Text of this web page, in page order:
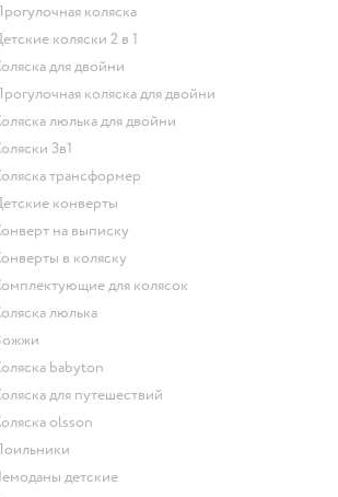
Прогулочная коляска
Детские коляски 2 в 1
Коляска для двойни
Прогулочная коляска для двойни
Коляска люлька для двойни
Коляски 3в1
Коляска трансформер
Детские конверты
Конверт на выписку
Конверты в коляску
Комплектующие для колясок
Коляска люлька
Вожжи
Коляска babyton
Коляска для путешествий
Коляска olsson
Поильники
Чемоданы детские